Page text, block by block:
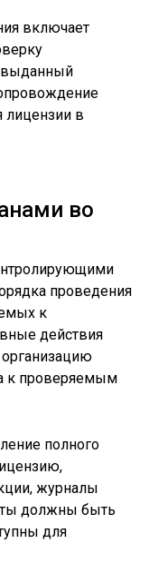
включает
выданный
лицензии в
во
проведения
к
действия
к проверяемым
полного
журналы
должны быть
для